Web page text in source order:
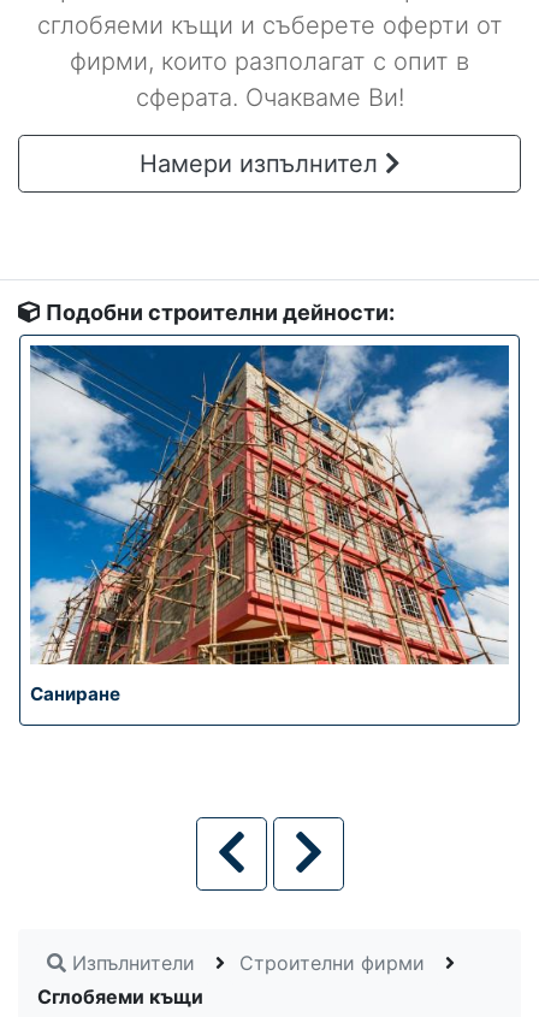
сглобяеми къщи и съберете оферти от
фирми, които разполагат с опит в
сферата. Очакваме Ви!
Намери изпълнител
Подобни строителни дейности:
Саниране
Изпълнители
Строителни фирми
Сглобяеми къщи